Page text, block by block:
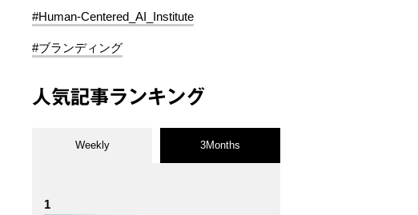
#Human-Centered_AI_Institute
#ブランディング
人気記事ランキング
Weekly 3Months
1